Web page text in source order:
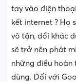
tay vào điện
kết internet ? Họ
vô tận, đổi khác
sẽ trở nên phát
những điều hoàn
dùng. Đối với